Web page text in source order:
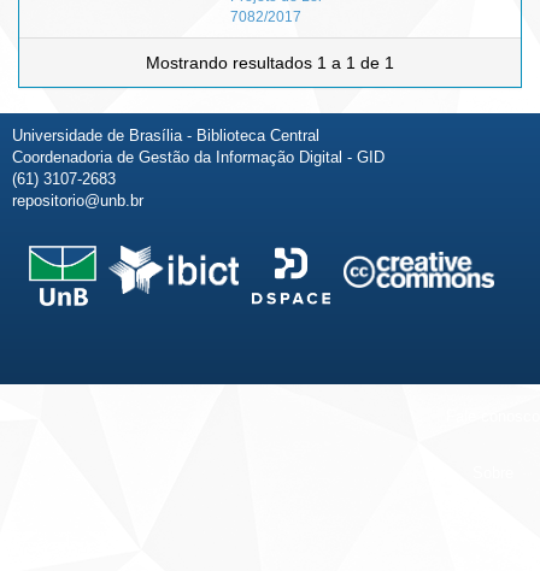
7082/2017
Mostrando resultados 1 a 1 de 1
Universidade de Brasília - Biblioteca Central
Coordenadoria de Gestão da Informação Digital - GID
(61) 3107-2683
repositorio@unb.br